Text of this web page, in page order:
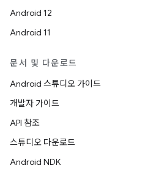
Android 12
Android 11
문서 및 다운로드
Android 스튜디오 가이드
개발자 가이드
API 참조
스튜디오 다운로드
Android NDK